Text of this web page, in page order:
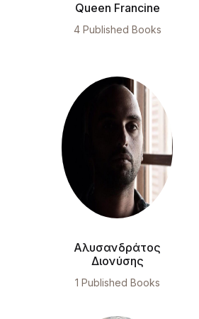
Queen Francine
4 Published Books
Αλυσανδράτος
Διονύσης
1 Published Books